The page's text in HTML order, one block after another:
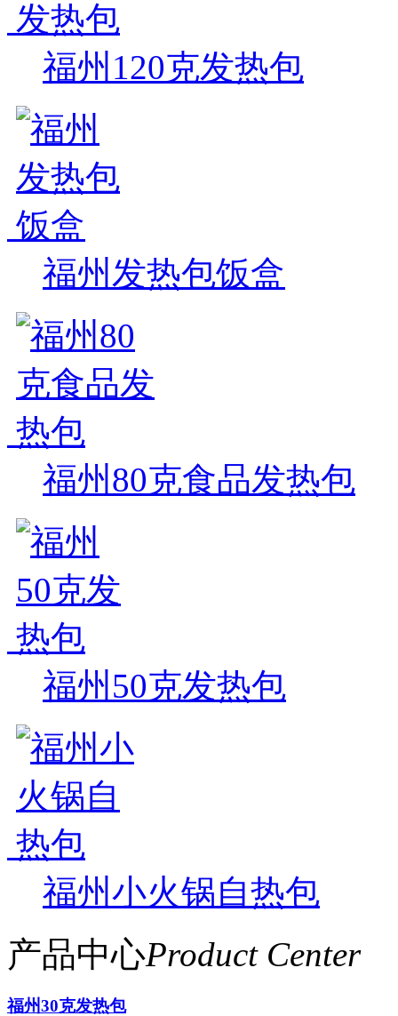
福州120克发热包
福州发热包饭盒
福州80克食品发热包
福州50克发热包
福州小火锅自热包
产品中心Product Center
福州30克发热包